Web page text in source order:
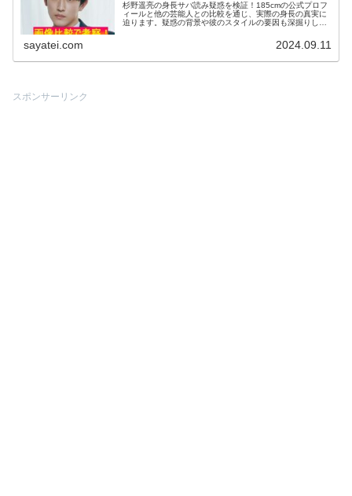
杉野遥亮の身長サバ読み疑惑を検証！185cmの公式プロフ
ィールと他の芸能人との比較を通じ、実際の身長の真実に
迫ります。疑惑の背景や彼のスタイルの要因も深掘りして
sayatei.com 2024.09.11
スポンサーリンク